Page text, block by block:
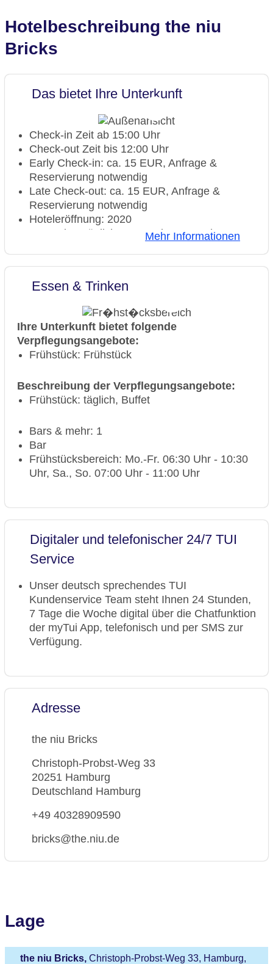
Hotelbeschreibung the niu
Bricks
Das bietet Ihre Unterkunft
Check-in Zeit ab 15:00 Uhr
Check-out Zeit bis 12:00 Uhr
Early Check-in: ca. 15 EUR, Anfrage &
Reservierung notwendig
Late Check-out: ca. 15 EUR, Anfrage &
Reservierung notwendig
Hoteleröffnung: 2020
Rezeption: täglich 24 Stunden, Sprachen:
Zahlungsarten: TUI Card / VISA, MasterCard,
American Express, EC Karte/Maestro
Haustier: Hund erlaubt: pro Tag ab 15 EUR
Parkmöglichkeiten: Parkplatz (nach
Verfügbarkeit), unbewacht: pro Tag ca. 25
EUR, Anfrage & Reservierung notwendig
Landeskategorie: 3 Sterne
Mehr Informationen
Essen & Trinken
Ihre Unterkunft bietet folgende
Verpflegungsangebote:
Frühstück: Frühstück
Beschreibung der Verpflegungsangebote:
Frühstück: täglich, Buffet
Bars & mehr: 1
Bar
Frühstücksbereich: Mo.-Fr. 06:30 Uhr - 10:30
Uhr, Sa., So. 07:00 Uhr - 11:00 Uhr
Digitaler und telefonischer 24/7 TUI
Service
Unser deutsch sprechendes TUI
Kundenservice Team steht Ihnen 24 Stunden,
7 Tage die Woche digital über die Chatfunktion
der myTui App, telefonisch und per SMS zur
Verfügung.
Adresse
the niu Bricks
Christoph-Probst-Weg 33
20251 Hamburg
Deutschland Hamburg
+49 40328909590
bricks@the.niu.de
Lage
the niu Bricks, Christoph-Probst-Weg 33, Hamburg,